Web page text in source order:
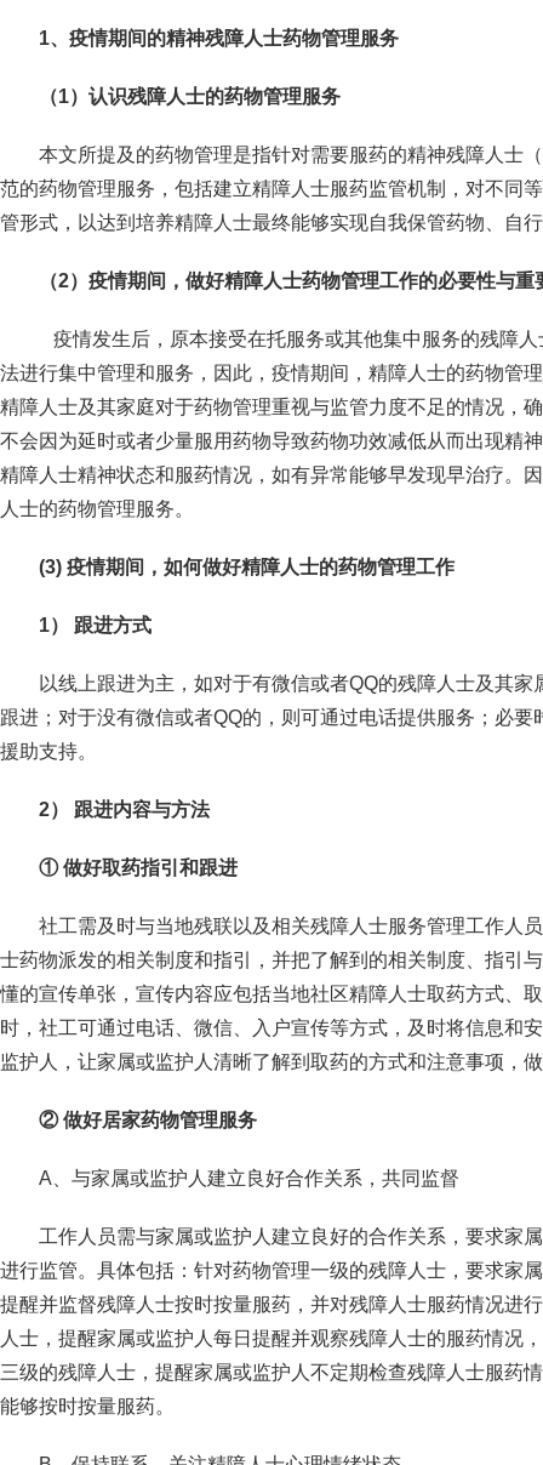
1、疫情期间的精神残障人士药物管理服务
（1）认识残障人士的药物管理服务
本文所提及的药物管理是指针对需要服药的精神残障人士
范的药物管理服务，包括建立精障人士服药监管机制，对不同
管形式，以达到培养精障人士最终能够实现自我保管药物、自
（2） 疫情期间，做好精障人士药物管理工作的必要性与重
疫情发生后，原本接受在托服务或其他集中服务的残障
法进行集中管理和服务，因此，疫情期间，精障人士的药物管
精障人士及其家庭对于药物管理重视与监管力度不足的情况，
不会因为延时或者少量服用药物导致药物功效减低从而出现精
精障人士精神状态和服药情况，如有异常能够早发现早治疗。
人士的药物管理服务。
(3) 疫情期间，如何做好精障人士的药物管理工作
1） 跟进方式
以线上跟进为主，如对于有微信或者QQ的残障人士及其
跟进；对于没有微信或者QQ的，则可通过电话提供服务；必
援助支持。
2） 跟进内容与方法
① 做好取药指引和跟进
社工需及时与当地残联以及相关残障人士服务管理工作人
士药物派发的相关制度和指引，并把了解到的相关制度、指引
懂的宣传单张，宣传内容应包括当地社区精障人士取药方式、
时，社工可通过电话、微信、入户宣传等方式，及时将信息和
监护人，让家属或监护人清晰了解到取药的方式和注意事项，
② 做好居家药物管理服务
A、与家属或监护人建立良好合作关系，共同监督
工作人员需与家属或监护人建立良好的合作关系，要求家
进行监管。具体包括：针对药物管理一级的残障人士，要求家
提醒并监督残障人士按时按量服药，并对残障人士服药情况进
人士，提醒家属或监护人每日提醒并观察残障人士的服药情况
三级的残障人士，提醒家属或监护人不定期检查残障人士服药
能够按时按量服药。